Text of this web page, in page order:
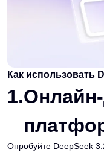
Как использовать
1.
Опробуйте DeepSeek